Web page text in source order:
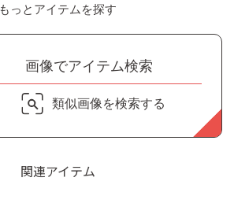
もっとアイテムを探す
画像でアイテム検索
類似画像を検索する
関連アイテム